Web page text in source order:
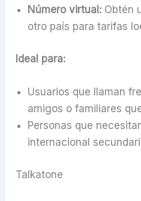
Número virtual: Obtén
otro país para tarifas
Ideal para:
Usuarios que llaman
amigos o familiares
Personas que
internacional
Talkatone